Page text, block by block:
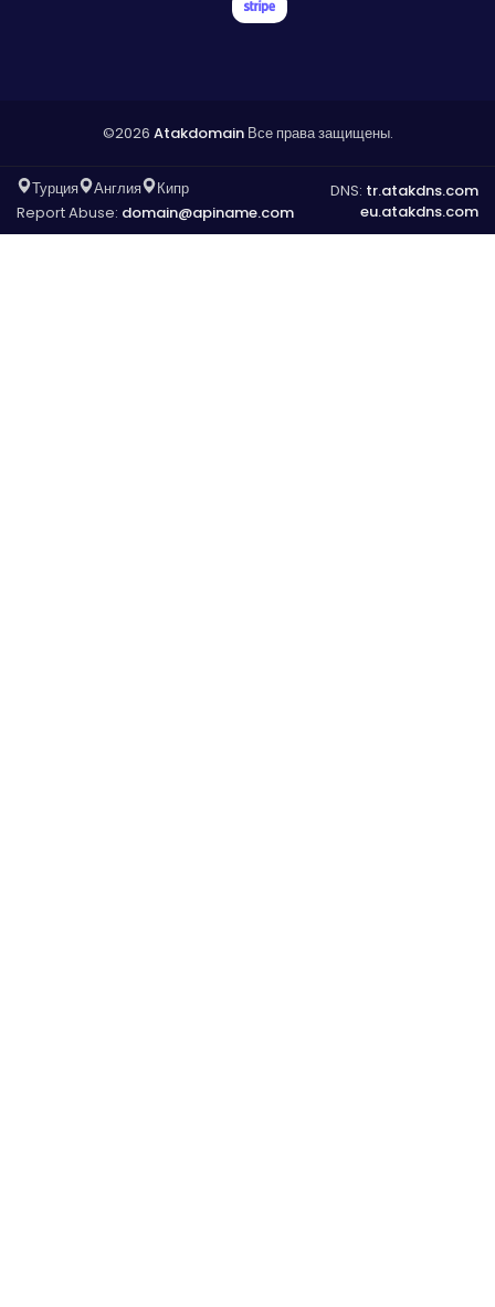
©2026 AtakdomainВсе права защищены.
Турция Англия
Кипр
Report Abuse: domain@apiname.com
DNS: tr.atakdns.com
eu.atakdns.com